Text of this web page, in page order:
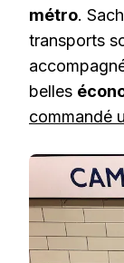
métro.
transports
belles
commandé